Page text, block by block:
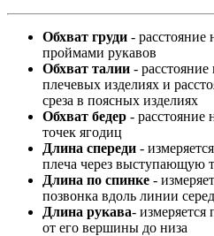
Обхват груди - расстояние
проймами рукавов
Обхват талии -
плечевых изделиях и
среза в поясных изделиях
Обхват бедер -
точек ягодиц
Длина спереди -
плеча через выступающую
Длина по спинке -
позвонка вдоль линии
Длина рукава- измеряется
от его вершины до низа